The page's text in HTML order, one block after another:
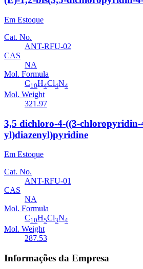
Em Estoque
Cat. No.
ANT-RFU-02
CAS
NA
Mol. Formula
C10H4Cl4N4
Mol. Weight
321.97
3,5 dichloro-4-((3-chloropyridin-
yl)diazenyl)pyridine
Em Estoque
Cat. No.
ANT-RFU-01
CAS
NA
Mol. Formula
C10H5Cl3N4
Mol. Weight
287.53
Informações da Empresa